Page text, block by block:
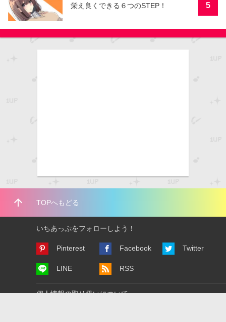
栄え良くできる６つのSTEP！
5
arrow_upward TOPへもどる
いちあっぷをフォローしよう！
Pinterest Facebook Twitter
LINE RSS
個人情報の取り扱いについて